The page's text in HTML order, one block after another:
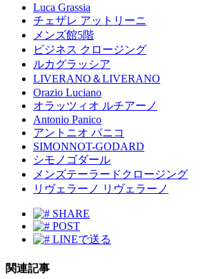
Luca Grassia
チェザレ アットリーニ
メンズ館5階
ビジネス クロージング
ルカグラッシア
LIVERANO＆LIVERANO
Orazio Luciano
オラッツィオ ルチアーノ
Antonio Panico
アントニオ パニコ
SIMONNOT-GODARD
シモノゴダール
メンズテーラードクロージング
リヴェラーノ リヴェラーノ
SHARE
POST
LINEで送る
関連記事